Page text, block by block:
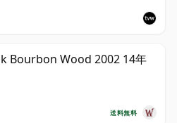
Bourbon Wood 2002 14年
送料無料